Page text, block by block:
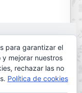
para garantizar el
mejorar nuestros
rechazar las no
Política de cookies